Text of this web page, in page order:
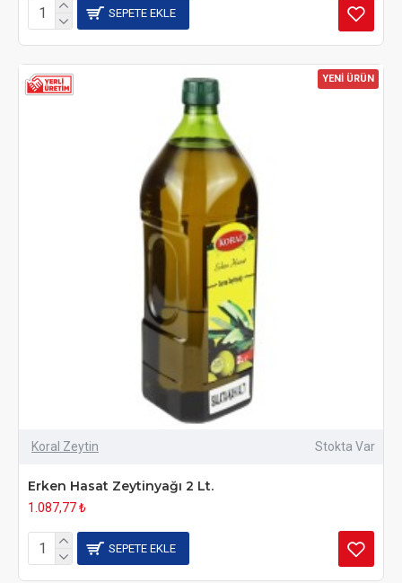
SEPETE EKLE
YENİ ÜRÜN
Koral Zeytin Stokta Var
Erken Hasat Zeytinyağı 2 Lt.
1.087,77 ₺
SEPETE EKLE